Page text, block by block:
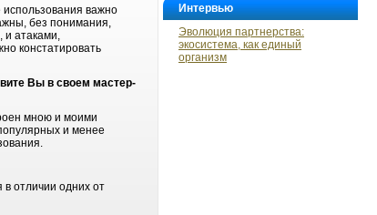
Интервью
Эволюция партнерства:
экосистема, как единый
организм
важно
без понимания,
и атаками,
констатировать
Вы в своем мастер-
мною и моими
и менее
в отличии одних от